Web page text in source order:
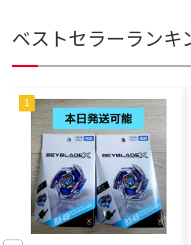
ベストセラーランキ